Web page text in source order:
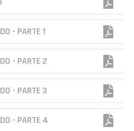
- PARTE 1
- PARTE 2
- PARTE 3
- PARTE 4